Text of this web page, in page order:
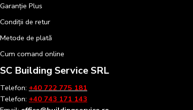
Garanție Plus
Condiții de retur
Metode de plată
Cum comand online
SC Building Service SRL
Telefon: +40 722 775 181
Telefon: +40 743 171 143